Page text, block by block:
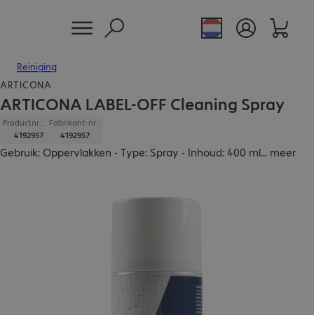
Reiniging
ARTICONA
ARTICONA LABEL-OFF Cleaning Spray
Productnr.:
4192957
Fabrikant-nr.:
4192957
Gebruik: Oppervlakken - Type: Spray - Inhoud: 400 ml... meer